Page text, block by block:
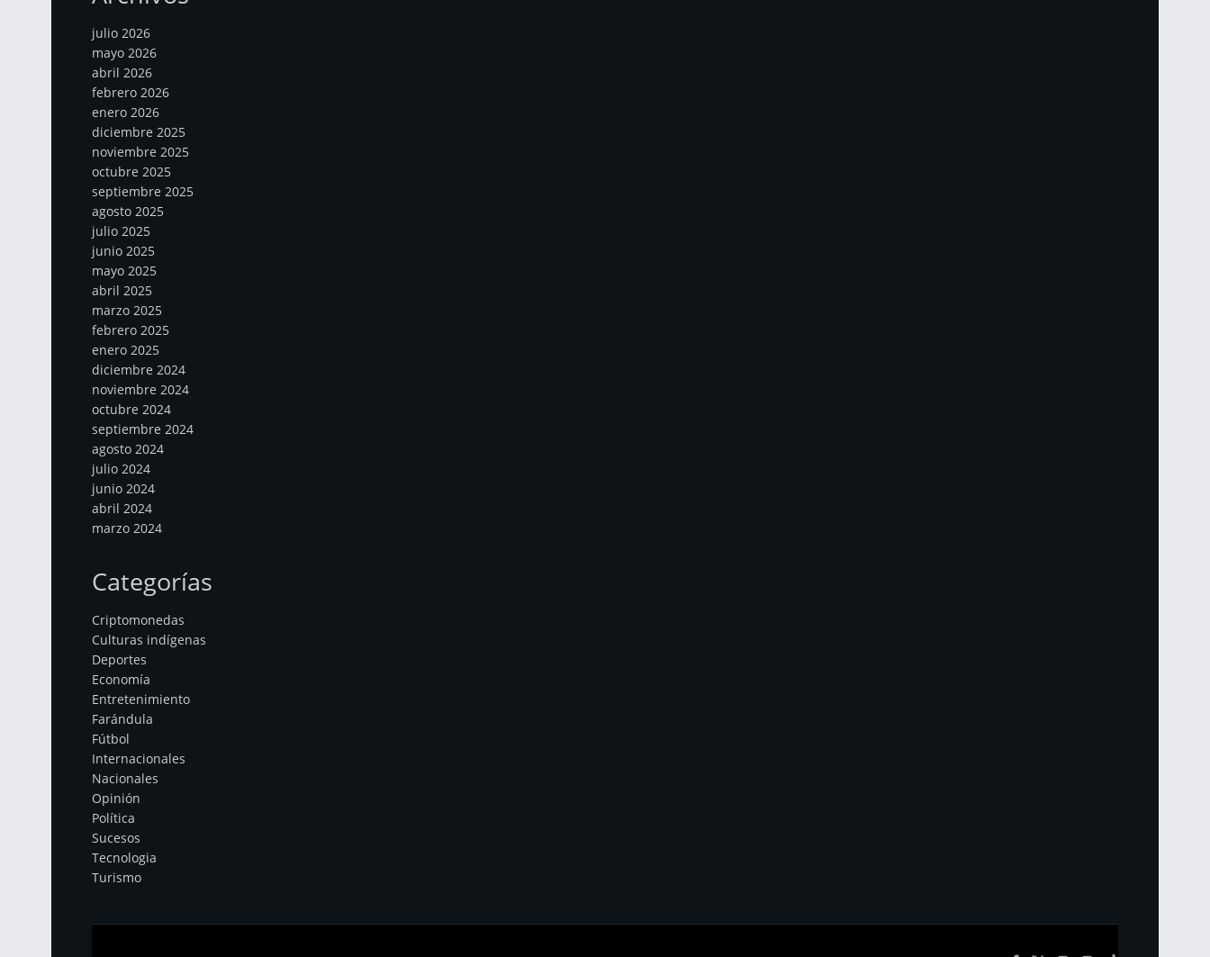
julio 2026
mayo 2026
abril 2026
febrero 2026
enero 2026
diciembre 2025
noviembre 2025
octubre 2025
septiembre 2025
agosto 2025
julio 2025
junio 2025
mayo 2025
abril 2025
marzo 2025
febrero 2025
enero 2025
diciembre 2024
noviembre 2024
octubre 2024
septiembre 2024
agosto 2024
julio 2024
junio 2024
abril 2024
marzo 2024
Categorías
Criptomonedas
Culturas indígenas
Deportes
Economía
Entretenimiento
Farándula
Fútbol
Internacionales
Nacionales
Opinión
Política
Sucesos
Tecnologia
Turismo